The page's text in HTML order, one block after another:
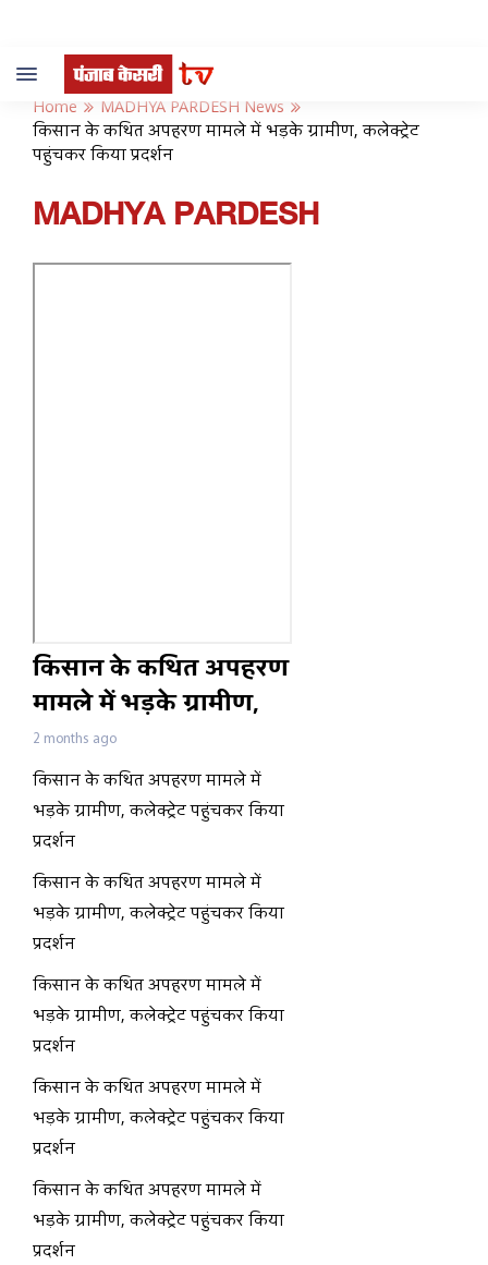
Toggle
navigation
Home
MADHYA PARDESH News
किसान के कथित अपहरण मामले में भड़के ग्रामीण, कलेक्ट्रेट
पहुंचकर किया प्रदर्शन
MADHYA PARDESH
किसान के कथित अपहरण
मामले में भड़के ग्रामीण,
कलेक्ट्रेट पहुंचकर किया
प्रदर्शन
2 months ago
किसान के कथित अपहरण मामले में
भड़के ग्रामीण, कलेक्ट्रेट पहुंचकर किया
प्रदर्शन
किसान के कथित अपहरण मामले में
भड़के ग्रामीण, कलेक्ट्रेट पहुंचकर किया
प्रदर्शन
किसान के कथित अपहरण मामले में
भड़के ग्रामीण, कलेक्ट्रेट पहुंचकर किया
प्रदर्शन
किसान के कथित अपहरण मामले में
भड़के ग्रामीण, कलेक्ट्रेट पहुंचकर किया
प्रदर्शन
किसान के कथित अपहरण मामले में
भड़के ग्रामीण, कलेक्ट्रेट पहुंचकर किया
प्रदर्शन